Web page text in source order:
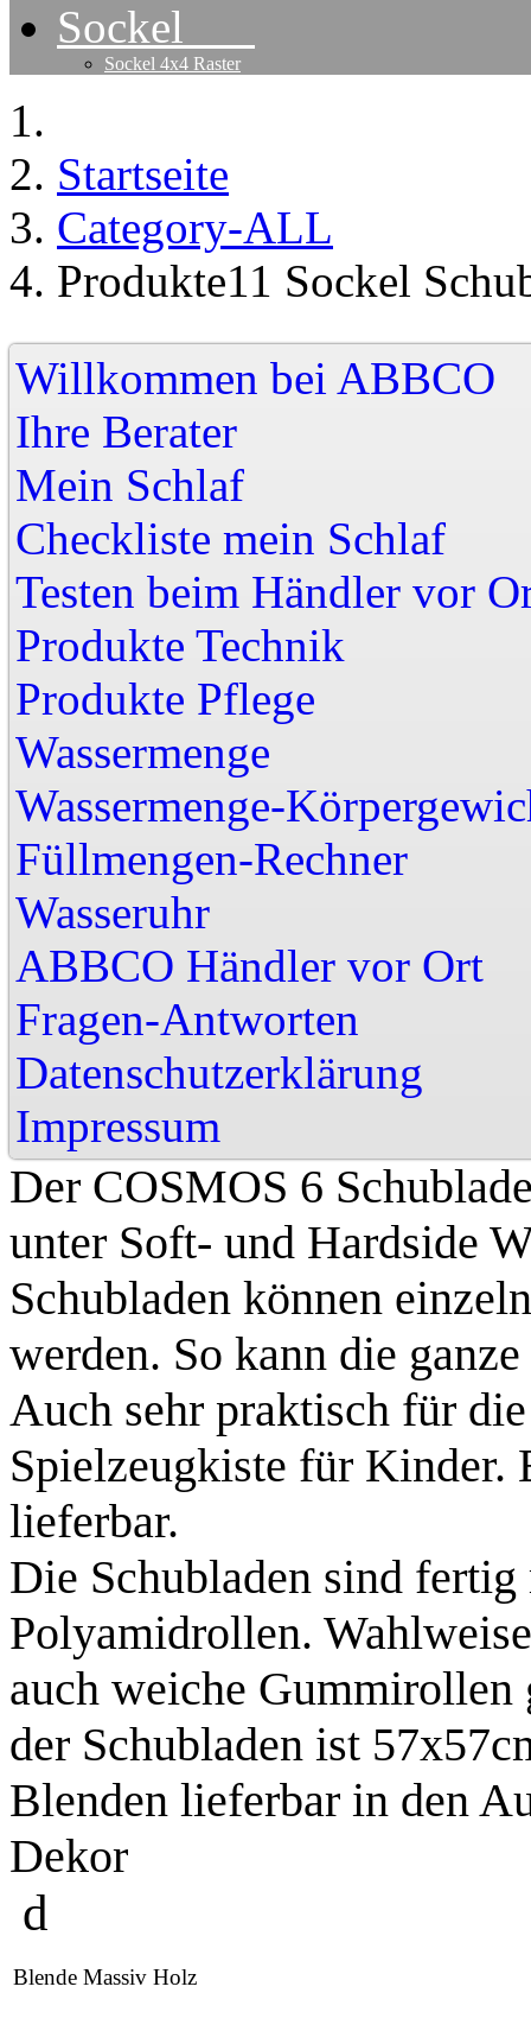
Sockel
Sockel 4x4 Raster
Startseite
Category-ALL
Produkte11 Sockel
Willkommen bei
Ihre Berater
Mein Schlaf
Checkliste mein Schlaf
Testen beim Händler vor
Produkte Technik
Produkte Pflege
Wassermenge
Wassermenge-
Füllmengen-Rechner
Wasseruhr
ABBCO Händler
Fragen-Antworten
Datenschutzerklärung
Der COSMOS 6
unter Soft- und Hardside
Schubladen können
werden. So kann die
Auch sehr praktisch für
Spielzeugkiste für Kinder.
lieferbar.
Die Schubladen sind
Polyamidrollen.
auch weiche
der Schubladen ist
Blenden lieferbar in den
Dekor
d
Blende Massiv Holz